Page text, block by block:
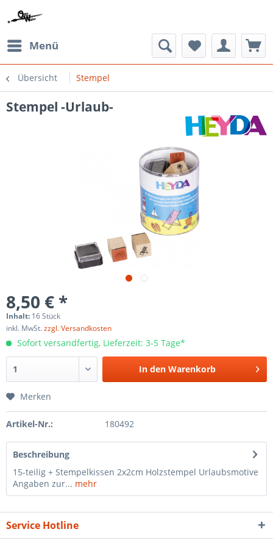
Menü
Übersicht Stempel
Stempel -Urlaub-
8,50 € *
Inhalt: 16 Stück
inkl. MwSt.zzgl. Versandkosten
Sofort versandfertig, Lieferzeit: 3-5 Tage*
In den Warenkorb
Merken
Artikel-Nr.: 180492
Beschreibung
15-teilig + Stempelkissen 2x2cm Holzstempel Urlaubsmotive
Angaben zur... mehr
Service Hotline